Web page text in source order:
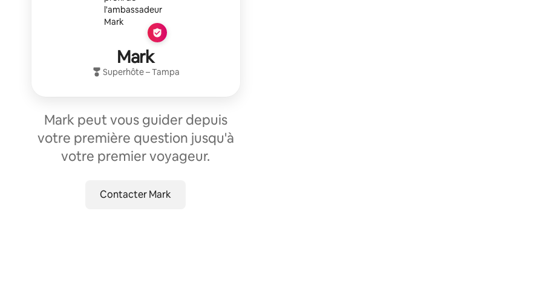
Mark
Superhôte–Tampa
Mark peut vous guider depuis
votre première question jusqu'à
votre premier voyageur.
Contacter Mark